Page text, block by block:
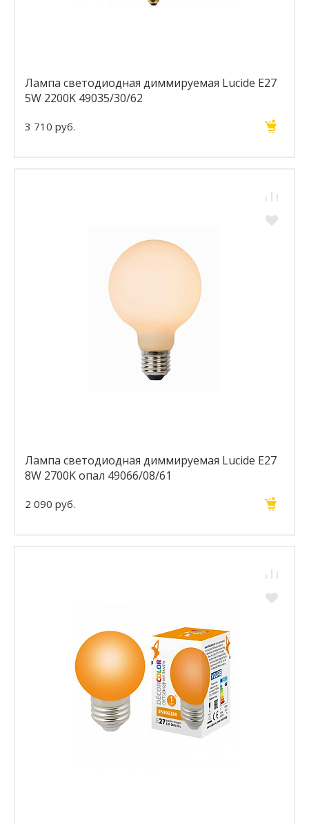
Лампа светодиодная диммируемая Lucide E27
5W 2200K 49035/30/62
3 710 руб.
Лампа светодиодная диммируемая Lucide E27
8W 2700K опал 49066/08/61
2 090 руб.